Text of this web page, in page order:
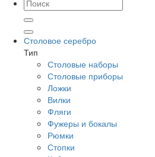
Столовое серебро
Тип
Столовые наборы
Столовые приборы
Ложки
Вилки
Фляги
Фужеры и бокалы
Рюмки
Стопки